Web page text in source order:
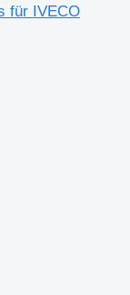
für IVECO